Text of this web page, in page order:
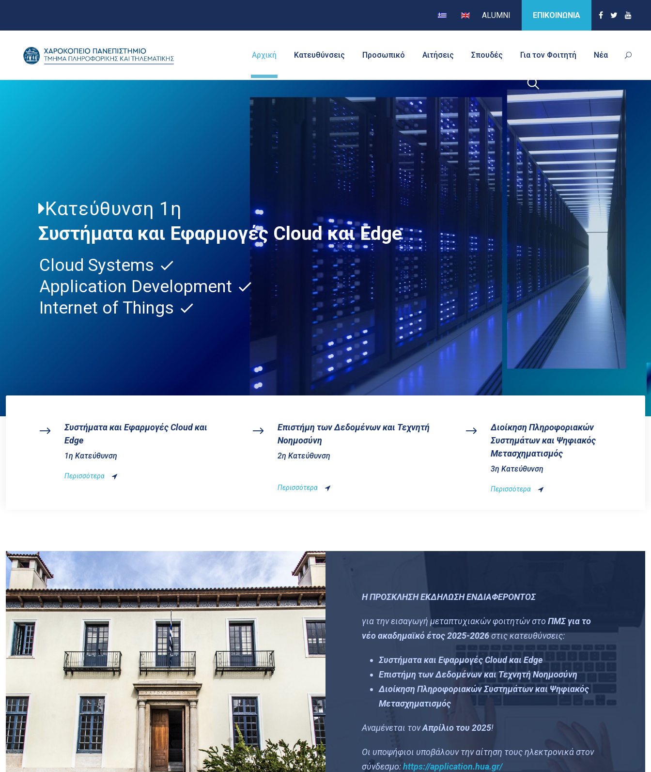
ALUMNI ΕΠΙΚΟΙΝΩΝΙΑ
Αρχική Κατευθύνσεις Προσωπικό Αιτήσεις Σπουδές Για τον Φοιτητή Νέα
Κατεύθυνση 1η
Συστήματα και Εφαρμογές Cloud και Edge
Cloud Systems check
Application Development check
Internet of Things check
Συστήματα και Εφαρμογές Cloud και
Edge
1η Κατεύθυνση
Περισσότερα
Επιστήμη των Δεδομένων και Τεχνητή
Νοημοσύνη
2η Κατεύθυνση
Περισσότερα
Διοίκηση Πληροφοριακών
Συστημάτων και Ψηφιακός
Μετασχηματισμός
3η Κατεύθυνση
Περισσότερα
HΠΡΟΣΚΛΗΣΗ ΕΚΔΗΛΩΣΗ ΕΝΔΙΑΦΕΡΟΝΤΟΣ
για την εισαγωγή μεταπτυχιακών φοιτητών στο ΠΜΣ για το
νέο ακαδημαϊκό έτος 2025-2026στις κατευθύνσεις:
Συστήματα και Εφαρμογές Cloud και Edge
Επιστήμη των Δεδομένων και Τεχνητή Νοημοσύνη
Διοίκηση Πληροφοριακών Συστημάτων και Ψηφιακός
Μετασχηματισμός
Αναμένεται τονΑπρίλιο του 2025!
Οι υποψήφιοι υποβάλουν την αίτηση τους ηλεκτρονικά στον
σύνδεσμο:https://application.hua.gr/